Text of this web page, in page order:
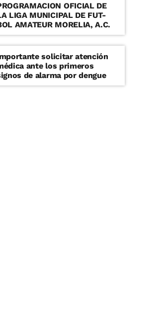
OFICIAL DE
LIGA MUNICIPAL DE FUT-
AMATEUR MORELIA, A.C.
solicitar atención
ante los primeros
de alarma por dengue